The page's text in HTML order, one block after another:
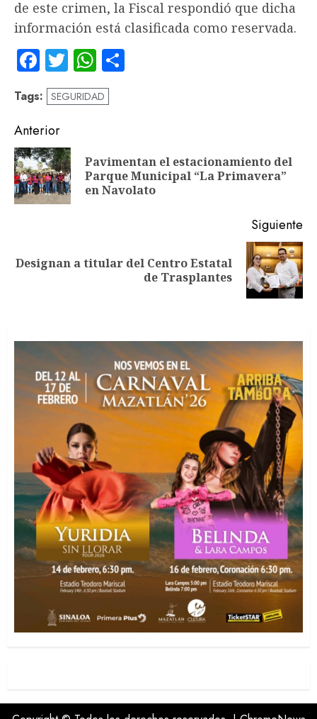
de este crimen, la Fiscal respondió que dicha
información está clasificada como reservada.
Facebook
TwitterWhatsApp
Tags: SEGURIDAD
Navegación
de
entradas
Anterior
Pavimentan el estacionamiento del
Parque Municipal “La Primavera”
en Navolato
Siguiente
Siguiente
Designan a titular del Centro Estatal
de Trasplantes